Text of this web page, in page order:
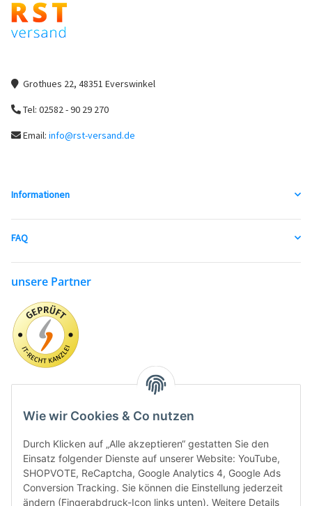
Wie wir Cookies & Co nutzen
Durch Klicken auf „Alle akzeptieren“ gestatten Sie den
Einsatz folgender Dienste auf unserer Website: YouTube,
SHOPVOTE, ReCaptcha, Google Analytics 4, Google Ads
Conversion Tracking. Sie können die Einstellung jederzeit
ändern (Fingerabdruck-Icon links unten). Weitere Details
Grothues 22, 48351 Everswinkel
Tel: 02582 - 90 29 270
Email: info@rst-versand.de
Informationen
FAQ
unsere Partner